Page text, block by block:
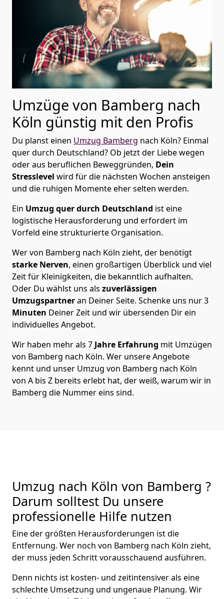
Umzüge von Bamberg nach
Köln günstig mit den Profis
Du planst einen Umzug Bamberg nach Köln? Einmal
quer durch Deutschland? Ob jetzt der Liebe wegen
oder aus beruflichen Beweggründen, Dein
Stresslevel wird für die nächsten Wochen ansteigen
und die ruhigen Momente eher selten werden.
Ein Umzug quer durch Deutschland ist eine
logistische Herausforderung und erfordert im
Vorfeld eine strukturierte Organisation.
Wer von Bamberg nach Köln zieht, der benötigt
starke Nerven, einen großartigen Überblick und viel
Zeit für Kleinigkeiten, die bekanntlich aufhalten.
Oder Du wählst uns als zuverlässigen
Umzugspartneran Deiner Seite. Schenke uns nur3
Minuten Deiner Zeit und wir übersenden Dir ein
individuelles Angebot.
Wir haben mehr als 7 Jahre Erfahrung mit Umzügen
von Bamberg nach Köln. Wer unsere Angebote
kennt und unser Umzug von Bamberg nach Köln
von A bis Z bereits erlebt hat, der weiß, warum wir in
Bamberg die Nummer eins sind.
Umzug nach Köln von Bamberg ?
Darum solltest Du unsere
professionelle Hilfe nutzen
Eine der größten Herausforderungen ist die
Entfernung. Wer noch von Bamberg nach Köln zieht,
der muss jeden Schritt vorausschauend ausführen.
Denn nichts ist kosten- und zeitintensiver als eine
schlechte Umsetzung und ungenaue Planung. Wir